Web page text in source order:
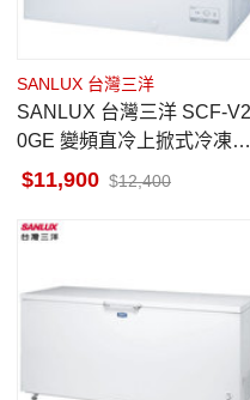
SANLUX 台灣三洋
SANLUX 台灣三洋 SCF-V26
0GE 變頻直冷上掀式冷凍櫃
258公升
11,900 12,400